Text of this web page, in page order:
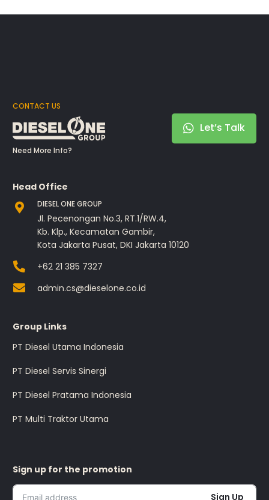
CONTACT US
Need More Info?
Let’s Talk
Head Office
DIESEL ONE GROUP
Jl. Pecenongan No.3, RT.1/RW.4,
Kb. Klp., Kecamatan Gambir,
Kota Jakarta Pusat, DKI Jakarta 10120
+62 21 385 7327
admin.cs@dieselone.co.id
Group Links
PT Diesel Utama Indonesia
PT Diesel Servis Sinergi
PT Diesel Pratama Indonesia
PT Multi Traktor Utama
Sign up for the promotion
Sign Up